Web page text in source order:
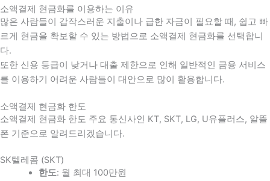
소액결제 현금화를 이용하는 이유
많은 사람들이 갑작스러운 지출이나 급한 자금이 필요할 때 , 쉽고 빠
르게 현금을 확보할 수 있는 방법으로 소액결제 현금화를 선택합니
다.
또한 신용 등급이 낮거나 대출 제한으로 인해 일반적인 금융 서비스
를 이용하기 어려운 사람들이 대안으로 많이 활용합니다.
소액결제 현금화 한도
소액결제 현금화 한도 주요 통신사인 KT, SKT, LG, U유플러스, 알뜰
폰 기준으로 알려드리겠습니다.
SK텔레콤 (SKT)
한도: 월 최대 100만원